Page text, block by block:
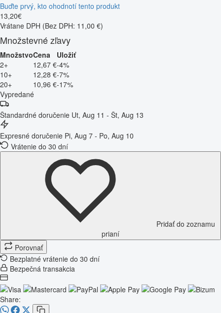
Buďte prvý, kto ohodnotí tento produkt
13,20€
Vrátane DPH (Bez DPH: 11,00 €)
Množstevné zľavy
MnožstvoCena
Uložiť
2+
12,67 €-4%
10+
12,28 €-7%
20+
10,96 €-17%
Vypredané
Štandardné doručenie Ut, Aug 11 - Št, Aug 13
Expresné doručenie Pi, Aug 7 - Po, Aug 10
Vrátenie do 30 dní
Pridať do zoznamu
prianí
Porovnať
Bezplatné vrátenie do 30 dní
Bezpečná transakcia
Share: